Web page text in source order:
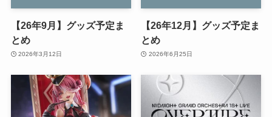
【26年9月】グッズ予定ま
とめ
2026年3月12日
【26年12月】グッズ予定ま
とめ
2026年6月25日